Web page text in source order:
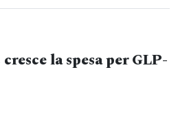
la spesa per GLP-